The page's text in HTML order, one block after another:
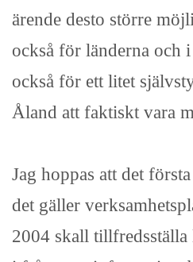
ärende desto större
också för länderna och
också för ett litet
Åland att faktiskt vara
Jag hoppas att det
det gäller
2004 skall tillfredsställa